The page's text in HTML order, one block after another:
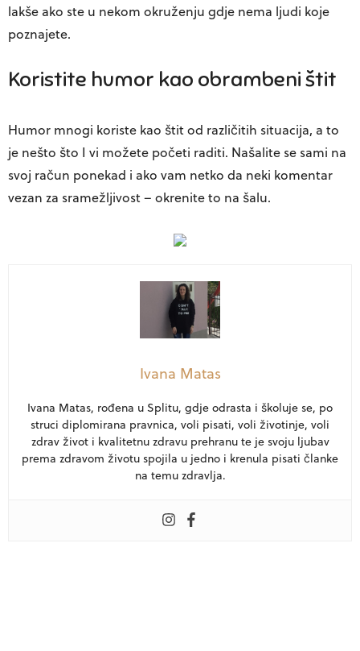
lakše ako ste u nekom okruženju gdje nema ljudi koje
poznajete.
Koristite humor kao obrambeni štit
Humor mnogi koriste kao štit od različitih situacija, a to
je nešto što I vi možete početi raditi. Našalite se sami na
svoj račun ponekad i ako vam netko da neki komentar
vezan za sramežljivost – okrenite to na šalu.
Ivana Matas
Ivana Matas, rođena u Splitu, gdje odrasta i školuje se, po
struci diplomirana pravnica, voli pisati, voli životinje, voli
zdrav život i kvalitetnu zdravu prehranu te je svoju ljubav
prema zdravom životu spojila u jedno i krenula pisati članke
na temu zdravlja.